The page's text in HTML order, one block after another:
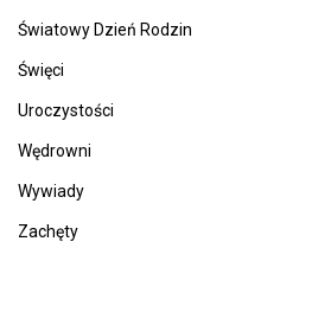
Światowy Dzień Rodzin
Święci
Uroczystości
Wędrowni
Wywiady
Zachęty